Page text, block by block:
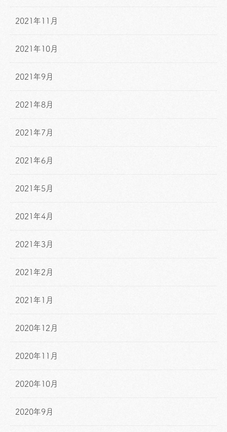
2021年11月
2021年10月
2021年9月
2021年8月
2021年7月
2021年6月
2021年5月
2021年4月
2021年3月
2021年2月
2021年1月
2020年12月
2020年11月
2020年10月
2020年9月